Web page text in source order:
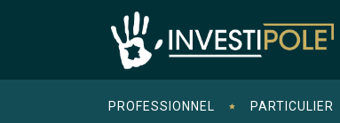
PROFESSIONNEL PARTICULIER